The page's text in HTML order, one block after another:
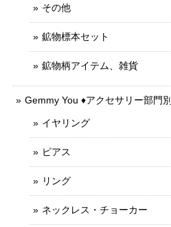
その他
鉱物標本セット
鉱物柄アイテム、雑貨
Gemmy You ♦︎アクセサリー部門別
イヤリング
ピアス
リング
ネックレス・チョーカー